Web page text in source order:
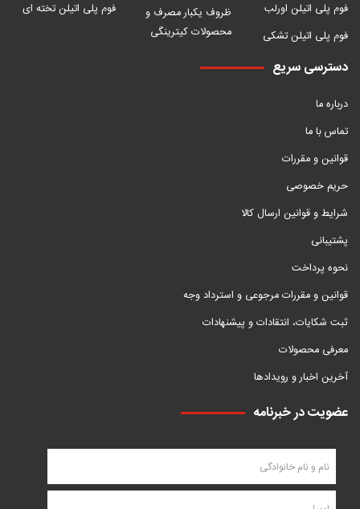
فوم پلی اتیلن اورلب
فوم پلی اتیلن تشکی
ظروف یکبار مصرف و
محصولات کیترینگی
فوم پلی اتیلن تخته ای
دسترسی سریع
درباره ما
تماس با ما
قوانین و مقررات
حریم خصوصی
شرایط و قوانین ارسال کالا
پشتیبانی
نحوه پرداخت
قوانین و مقررات مرجوعی و استرداد وجه
ثبت شکایات، انتقادات و پیشنهادات
معرفی محصولات
آخرین اخبار و رویدادها
عضویت در خبرنامه